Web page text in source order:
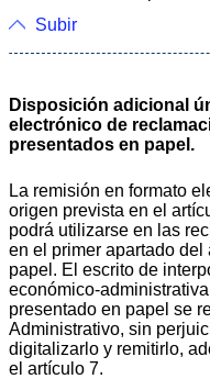
Subir
Disposición adicional
electrónico de
presentados en papel.
La remisión en formato
origen prevista en el
podrá utilizarse en las
en el primer apartado
papel. El escrito de
económico-
presentado en papel se
Administrativo, sin
digitalizarlo y remitirlo,
el artículo 7.